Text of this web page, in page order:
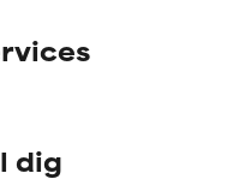
dig